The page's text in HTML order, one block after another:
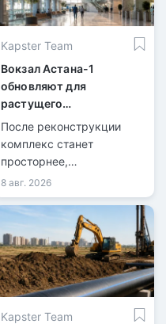
Kapster Team
Вокзал Астана-1
обновляют для
растущего
пассажиропотока
После реконструкции
комплекс станет
просторнее,
технологичнее и
доступнее.
8 авг. 2026
Kapster Team